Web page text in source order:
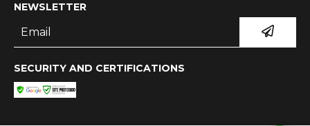
NEWSLETTER
SECURITY AND CERTIFICATIONS